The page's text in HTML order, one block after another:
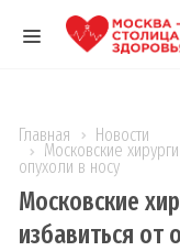
Главная Новости
Московские
опухоли в носу
Московские
избавиться от